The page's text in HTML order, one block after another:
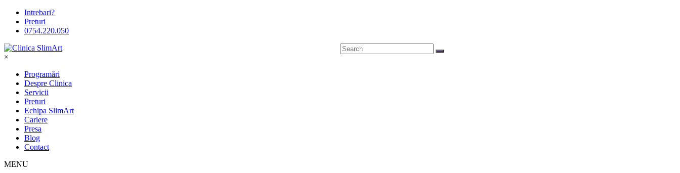
Intrebari?
Preturi
0754.220.050
×
Programări
Despre Clinica
Servicii
Preturi
Echipa SlimArt
Cariere
Presa
Blog
Contact
MENU